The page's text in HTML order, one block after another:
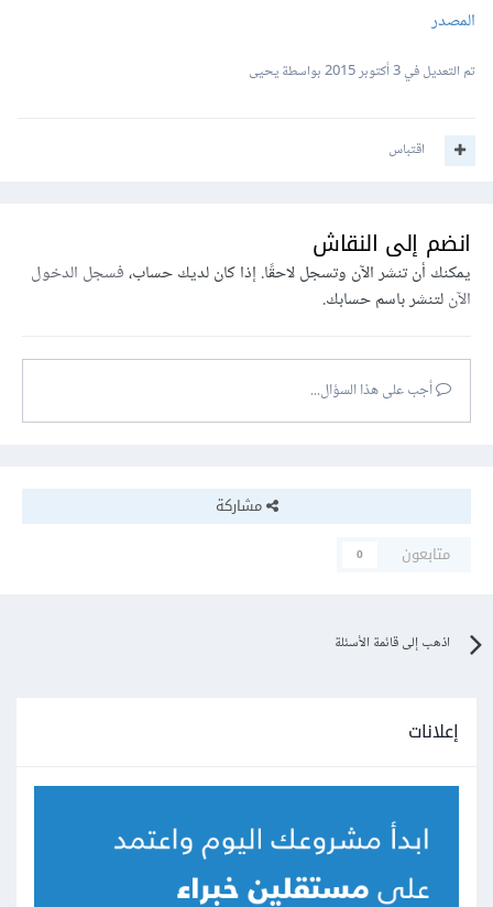
المصدر
تم التعديل في3 أكتوبر 2015 بواسطة يحيى
اقتباس
انضم إلى النقاش
يمكنك أن تنشر الآن وتسجل لاحقًا. إذا كان لديك حساب،فسجل الدخول
الآنلتنشر باسم حسابك.
أجب على هذا السؤال...
مشاركة
متابعون
0
اذهب إلى قائمة الأسئلة
إعلانات